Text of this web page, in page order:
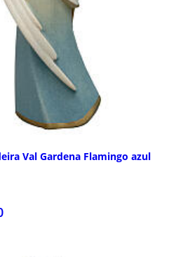
Val Gardena Flamingo azul